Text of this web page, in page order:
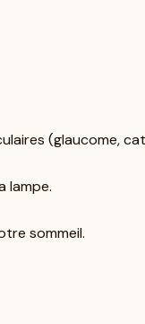
(glaucome,
lampe.
sommeil.